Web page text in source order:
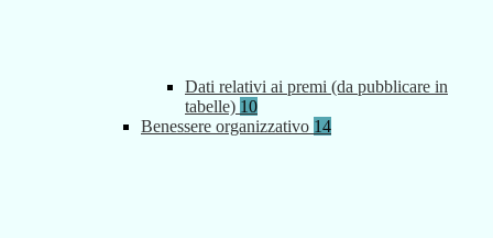
Dati relativi ai premi (da pubblicare in
tabelle) 10
Benessere organizzativo 14